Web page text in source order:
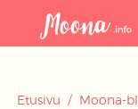
Etusivu / Moona-